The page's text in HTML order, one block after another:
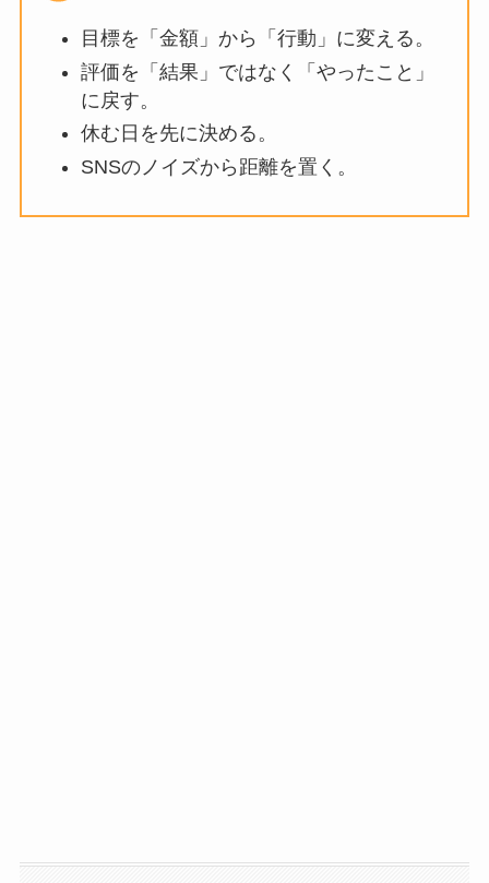
目標を「金額」から「行動」に変える。
評価を「結果」ではなく「やったこと」
に戻す。
休む日を先に決める。
SNSのノイズから距離を置く。